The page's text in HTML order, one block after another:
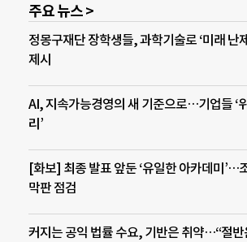
주요 뉴스 >
정몽구재단 장학생들, 과학기술로 ‘미래 난
제시
AI, 지속가능경영의 새 기준으로…기업들 ‘
리’
[화보] 최종 발표 앞둔 ‘유일한 아카데미’…
막판 점검
커지는 공익 법률 수요, 기반은 취약…“절반